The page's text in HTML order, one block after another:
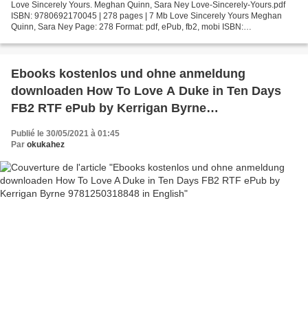
Love Sincerely Yours. Meghan Quinn, Sara Ney Love-Sincerely-Yours.pdf
ISBN: 9780692170045 | 278 pages | 7 Mb Love Sincerely Yours Meghan
Quinn, Sara Ney Page: 278 Format: pdf, ePub, fb2, mobi ISBN:
Ebooks kostenlos und ohne anmeldung
downloaden How To Love A Duke in Ten Days
FB2 RTF ePub by Kerrigan Byrne
9781250318848 in English
Publié le 30/05/2021 à 01:45
Par okukahez